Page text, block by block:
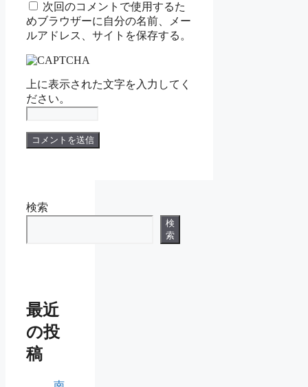
ト 次回のコメントで使用するた
めブラウザーに自分の名前、メー
ルアドレス、サイトを保存する。
上に表示された文字を入力してく
ださい。
検索
検
索
最近
の投
稿